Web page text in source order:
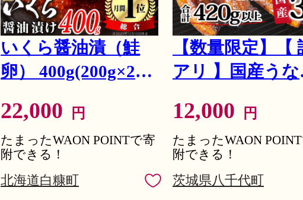
1）お時間がある場合
冷蔵庫で一日程度自然解凍ください。
2）お急ぎの場合
袋の上から20-30分ほど流水をかけてください。
●宮城東洋とは
マルちゃんマークでお馴染みの宮城東洋。
います。
厳しい自社基準のもと徹底した品質管理を行い、安全・
【お申し込み前に必ずご確認ください】
・システムの都合上、配送不可エリアであってもお申し
・配達日の指定はお受けできません。
・定期便期間中に不在日がわかった場合は、問合せ窓口
いくら醤油漬（鮭
卵） 400g(200g×2パ
いくら醤油漬 鮭い
くら いくら醤油漬
け 鮭 鮭卵 ikura 醤
油いくら 冷凍いく
22,000 円
たまったWAON POINTで寄
附できる！
北海道白糠町
【数量限定】【
アリ 】国産うな
420g ) 大きさ の
揃い タレ・山椒
き ウナギ 鰻 ふ
い 不揃い うな
12,000 円
たまったWAON
附できる！
茨城県八千代町